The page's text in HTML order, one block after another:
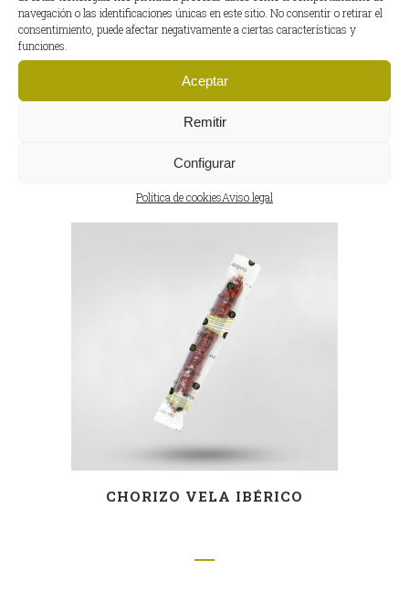
navegación o las identificaciones únicas en este sitio. No consentir o retirar el
consentimiento, puede afectar negativamente a ciertas características y
funciones.
Aceptar
Remitir
Configurar
Política de cookiesAviso legal
IBÉRICO ADMIRACIÓN
CHORIZO VELA IBÉRICO